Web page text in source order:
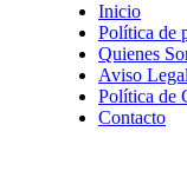
Inicio
Política de
Quienes
Aviso Legal
Política de
Contacto